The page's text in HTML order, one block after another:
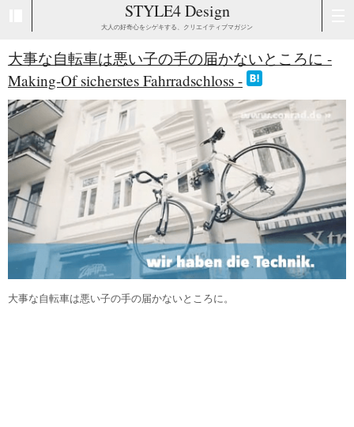
STYLE4 Design
大人の好奇心をシゲキする、クリエイティブマガジン
大事な自転車は悪い子の手の届かないところに -
Making-Of sicherstes Fahrradschloss -
大事な自転車は悪い子の手の届かないところに。